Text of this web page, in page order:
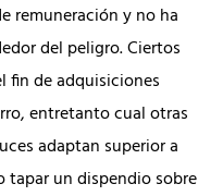
remuneración y no ha
del peligro. Ciertos
fin de adquisiciones
entretanto cual otras
adaptan superior a
tapar un dispendio sobre